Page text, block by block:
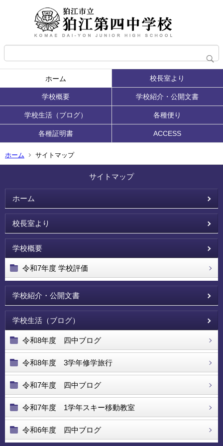
ホーム 校長室より
学校概要 学校紹介・公開文書
学校生活（ブログ） 各種便り
各種証明書 ACCESS
ホーム サイトマップ
サイトマップ
ホーム
校長室より
学校概要
令和7年度 学校評価
学校紹介・公開文書
学校生活（ブログ）
令和8年度 四中ブログ
令和8年度 3学年修学旅行
令和7年度 四中ブログ
令和7年度 1学年スキー移動教室
令和6年度 四中ブログ